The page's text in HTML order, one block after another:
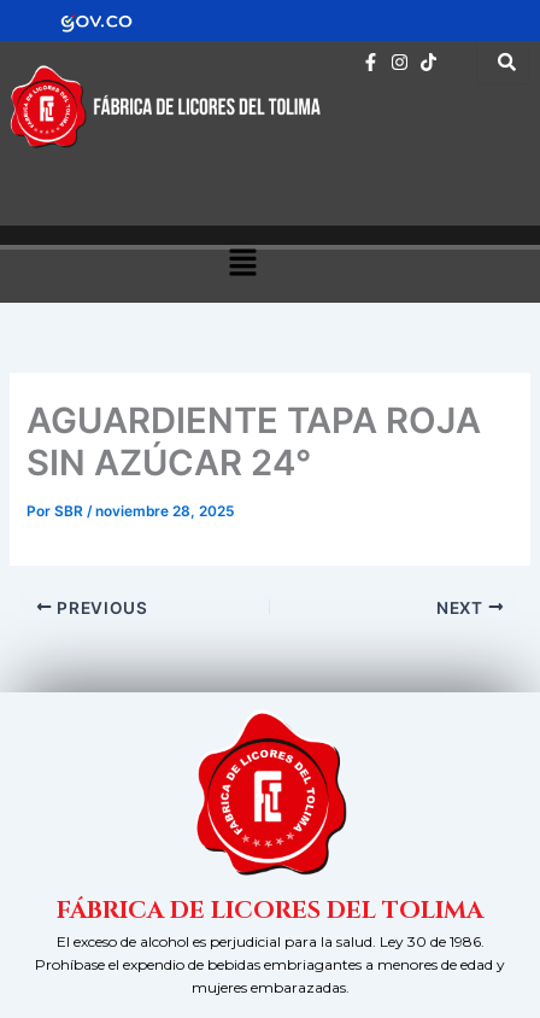
contenido
al
contenido
Menú
AGUARDIENTE TAPA ROJA
SIN AZÚCAR 24°
PorSBR/noviembre 28, 2025
PREVIOUS NEXT
FÁBRICA DE LICORES DEL TOLIMA
El exceso de alcohol es perjudicial para la salud. Ley 30 de 1986.
Prohíbase el expendio de bebidas embriagantes a menores de edad y
mujeres embarazadas.